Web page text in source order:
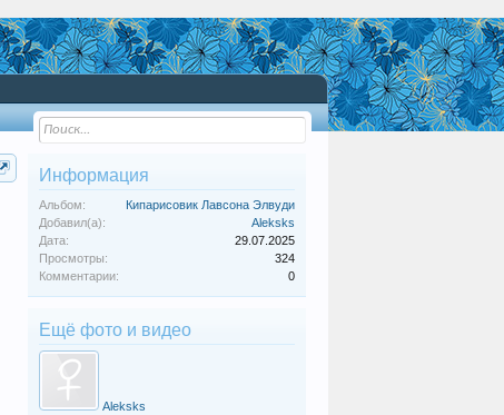
Информация
Альбом:
Кипарисовик Лавсона Элвуди
Добавил(а):
Aleksks
Дата:
29.07.2025
Просмотры:
324
Комментарии:
0
Ещё фото и видео
Aleksks